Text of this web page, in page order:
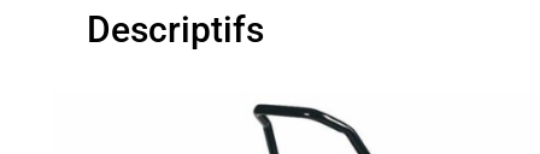
Descriptifs